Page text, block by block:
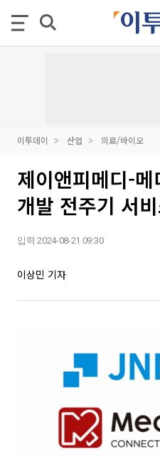
이투데이 산업 의료/바이오
제이앤피메디-
개발 전주기 서
입력 2024-08-21 09:30
이상민 기자